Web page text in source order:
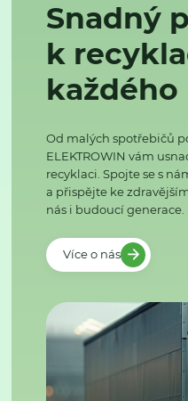
Snadný
k
každého
Od malých spotřebičů
ELEKTROWIN vám
recyklaci. Spojte se s
a přispějte ke
nás i budoucí generace.
Více o nás